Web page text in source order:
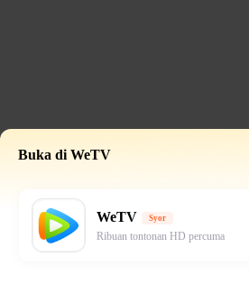
Buka di WeTV
WeTV Syor
Ribuan tontonan HD percuma